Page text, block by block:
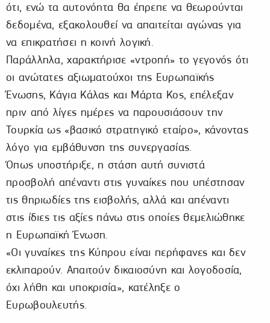
ότι, ενώ τα αυτονόητα θα έπρεπε να θεωρούνται
δεδομένα, εξακολουθεί να απαιτείται αγώνας για
να επικρατήσει η κοινή λογική.
Παράλληλα, χαρακτήρισε «ντροπή» το γεγονός ότι
οι ανώτατες αξιωματούχοι της Ευρωπαϊκής
Ένωσης, Κάγια Κάλας και Μάρτα Κος, επέλεξαν
πριν από λίγες ημέρες να παρουσιάσουν την
Τουρκία ως «βασικό στρατηγικό εταίρο», κάνοντας
λόγο για εμβάθυνση της συνεργασίας.
Όπως υποστήριξε, η στάση αυτή συνιστά
προσβολή απέναντι στις γυναίκες που υπέστησαν
τις θηριωδίες της εισβολής, αλλά και απέναντι
στις ίδιες τις αξίες πάνω στις οποίες θεμελιώθηκε
η Ευρωπαϊκή Ένωση.
«Οι γυναίκες της Κύπρου είναι περήφανες και δεν
εκλιπαρούν. Απαιτούν δικαιοσύνη και λογοδοσία,
όχι λήθη και υποκρισία», κατέληξε ο
Ευρωβουλευτής.